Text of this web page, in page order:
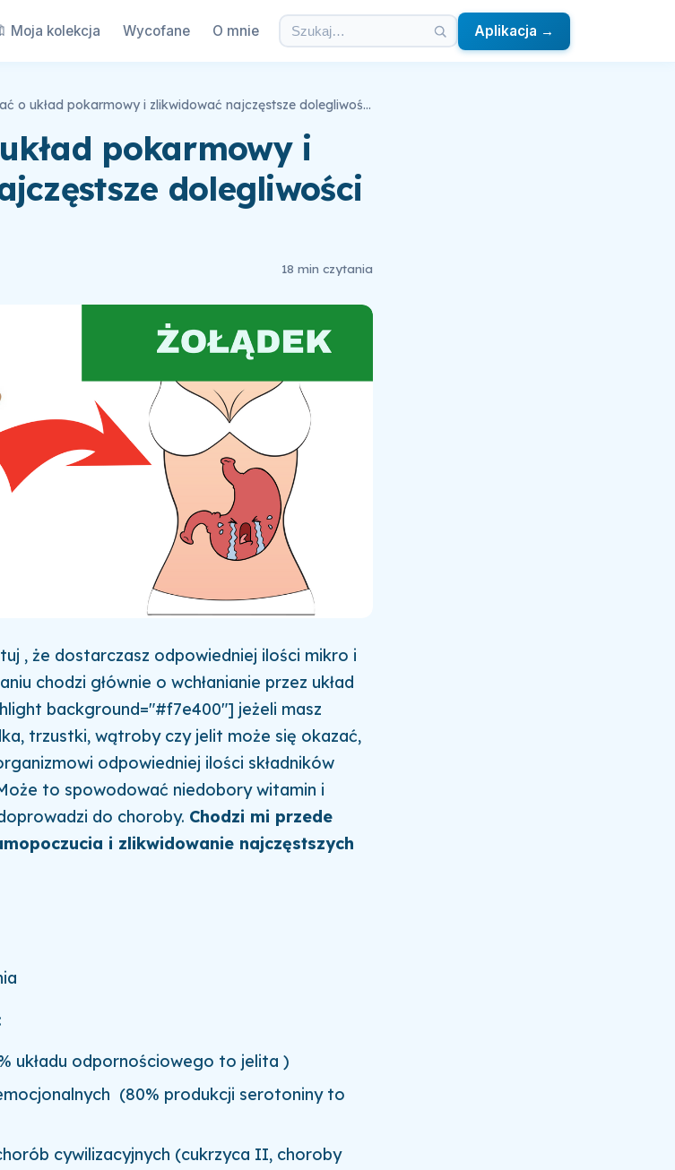
Moja kolekcja Wycofane O mnie Aplikacja →
Jak zadbać o układ pokarmowy i zlikwidować najczęstsze dolegliwości ? Żołądek
pokarmowy i
dolegliwości
18 min czytania
, że dostarczasz odpowiedniej ilości mikro i
chodzi głównie o wchłanianie przez układ
background="#f7e400"] jeżeli masz
trzustki, wątroby czy jelit może się okazać,
odpowiedniej ilości składników
to spowodować niedobory witamin i
do choroby. Chodzi mi przede
i zlikwidowanie najczęstszych
układu odpornościowego to jelita )
(80% produkcji serotoniny to
cywilizacyjnych (cukrzyca II, choroby